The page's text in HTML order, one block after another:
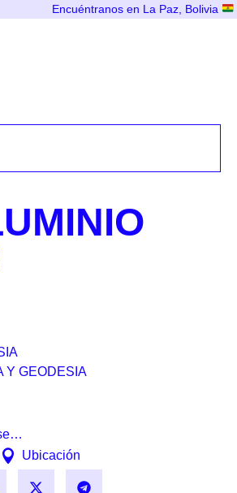
Encuéntranos en La Paz, Bolivia
Y GEODESIA
Ubicación